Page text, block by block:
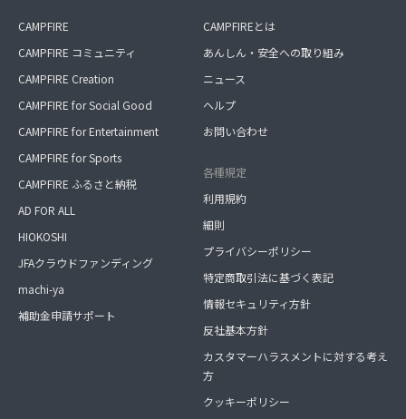
CAMPFIRE
CAMPFIRE コミュニティ
CAMPFIRE Creation
CAMPFIRE for Social Good
CAMPFIRE for Entertainment
CAMPFIRE for Sports
CAMPFIRE ふるさと納税
AD FOR ALL
HIOKOSHI
JFAクラウドファンディング
machi-ya
補助金申請サポート
CAMPFIREとは
あんしん・安全への取り組み
ニュース
ヘルプ
お問い合わせ
各種規定
利用規約
細則
プライバシーポリシー
特定商取引法に基づく表記
情報セキュリティ方針
反社基本方針
カスタマーハラスメントに対する考え
方
クッキーポリシー